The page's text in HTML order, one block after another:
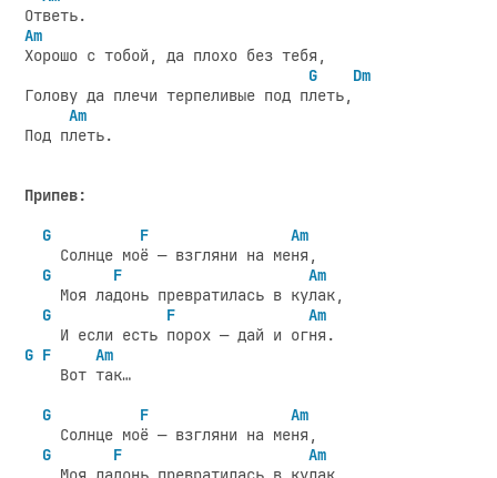
Am
Хорошо с тобой, да плохо без тебя,
G
Dm
Голову да плечи терпеливые под плеть,
Am
Под плеть.
Припев:
G
F
Am
    Солнце моё — взгляни на меня,
G
F
Am
    Моя ладонь превратилась в кулак,
G
F
Am
G F
Am
    Вот так…
G
F
Am
    Солнце моё — взгляни на меня,
G
F
Am